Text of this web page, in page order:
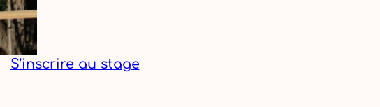
S’inscrire au stage